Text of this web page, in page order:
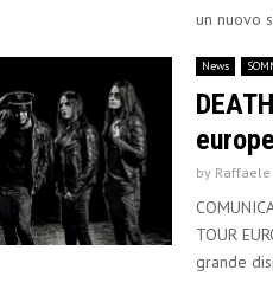
un nuovo
News
by
TOUR
grande